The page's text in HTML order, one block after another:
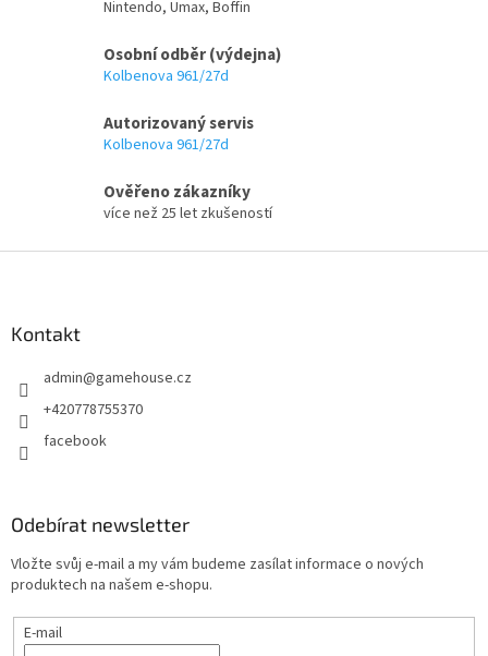
í
p
k
ý
p
s
n
Nintendo, Umax, Boffin
Osobní odběr (výdejna)
Kolbenova 961/27d
Autorizovaný servis
Kolbenova 961/27d
Ověřeno zákazníky
více než 25 let zkušeností
Kontakt
admin@gamehouse.cz
+420778755370
facebook
Odebírat newsletter
Vložte svůj e-mail a my vám budeme zasílat informace o nových
produktech na našem e-shopu.
E-mail